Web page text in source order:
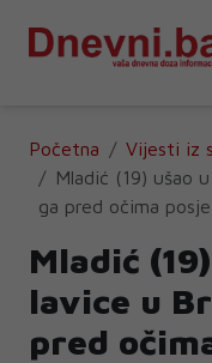
Početna
Vijesti iz
Mladić (19) ušao
ga pred očima
Mladić
lavice u
pred